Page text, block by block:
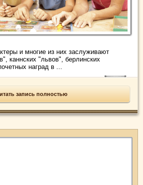
и многие из них заслуживают
каннских "львов", берлинских
наград в ...
запись полностью